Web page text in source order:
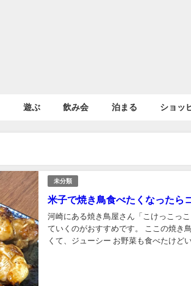
遊ぶ 飲み会 泊まる ショッ
未分類
米子で焼き鳥食べたくなったら
河崎にある焼き鳥屋さん「こけっこっ
ていくのがおすすめです。 ここの焼き
くて、ジューシー お野菜も食べたけど